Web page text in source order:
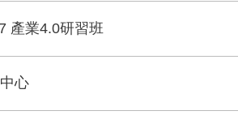
產業4.0研習班
心